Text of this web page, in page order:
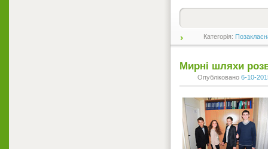
Категорія:
Мирні шляхи
Опубліковано 6-10-